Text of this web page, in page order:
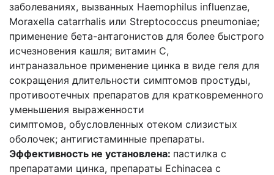
заболеваниях, вызванных Haemophilus influenzae,
Moraxella catarrhalis или Streptococcus pneumoniae;
применение бета-антагонистов для более быстрого
исчезновения кашля; витамин С,
интраназальное применение цинка в виде геля для
сокращения длительности симптомов простуды,
противоотечных препаратов для кратковременного
уменьшения выраженности
симптомов, обусловленных отеком слизистых
оболочек; антигистаминные препараты.
Эффективность не установлена: пастилка с
препаратами цинка, препараты Echinacea с